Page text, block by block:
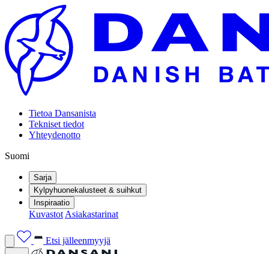
Tietoa Dansanista
Tekniset tiedot
Yhteydenotto
Suomi
Sarja
Kylpyhuonekalusteet & suihkut
Inspiraatio
Kuvastot Asiakastarinat
Etsi jälleenmyyjä